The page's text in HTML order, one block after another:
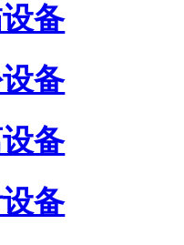
备
备
备
备